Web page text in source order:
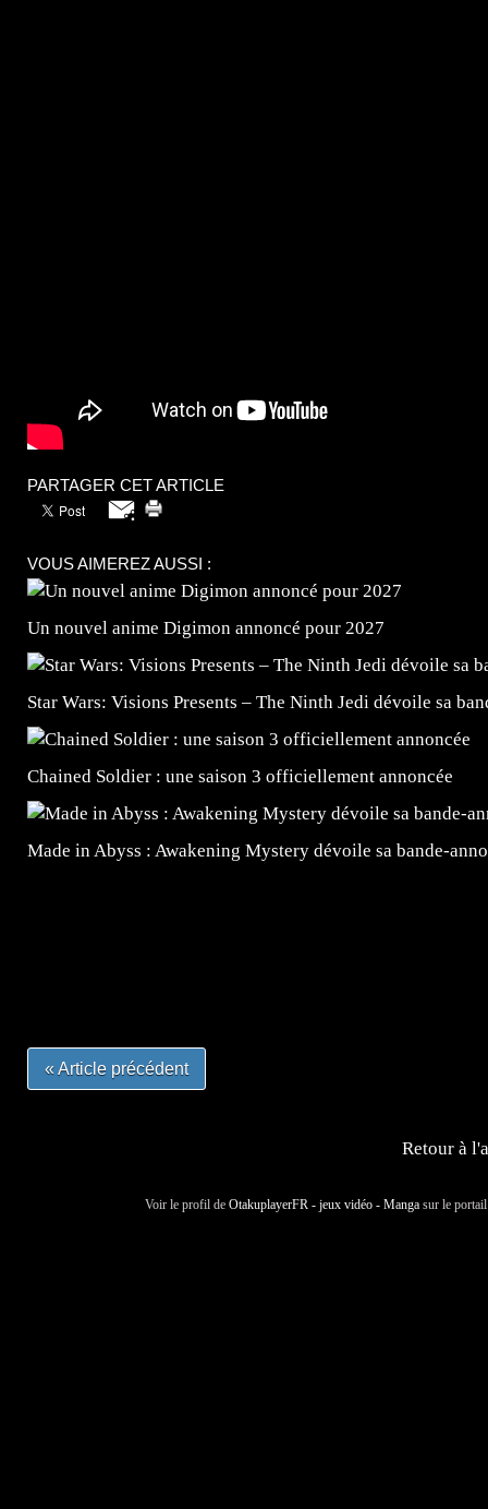
PARTAGER CET ARTICLE
VOUS AIMEREZ AUSSI :
Un nouvel anime Digimon annoncé pour 2027
Star Wars: Visions Presents – The Ninth Jedi dévoile sa
Chained Soldier : une saison 3 officiellement annoncée
Made in Abyss : Awakening Mystery dévoile sa bande-
« Article précédent
Retour à
Voir le profil de OtakuplayerFR - jeux vidéo - Manga sur le